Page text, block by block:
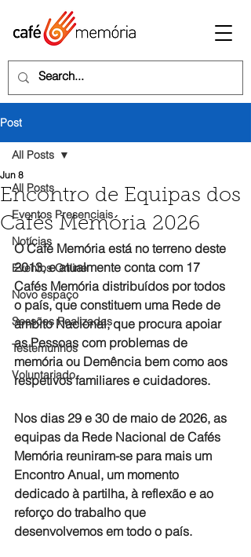
Post
All Posts
Eventos Presenciais
Notícias
Eventos Online
Novo espaço
Sessões Realizadas
Testemunhos
Voluntariado
All Posts
Encontro de Equipas dos
Cafés Memória 2026
Jun 8
O Café Memória está no terreno deste
2013, e atualmente conta com 17
Cafés Memória distribuídos por todos
o país, que constituem uma Rede de
âmbito Nacional, que procura apoiar
as Pessoas com problemas de
memória ou Demência bem como aos
respetivos familiares e cuidadores.
Nos dias 29 e 30 de maio de 2026, as
equipas da Rede Nacional de Cafés
Memória reuniram-se para mais um
Encontro Anual, um momento
dedicado à partilha, à reflexão e ao
reforço do trabalho que
desenvolvemos em todo o país.